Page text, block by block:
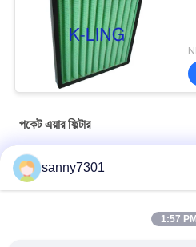
পকেট এয়ার ফিল্টার
হাসপাতালে / খাদ্য শিল্পগুলিতে শীতাতপ
এইচভিএসি সিস্টেম গ্লাস ফাইবার মাল্টি - পকেট
sanny7301
1:57 PM